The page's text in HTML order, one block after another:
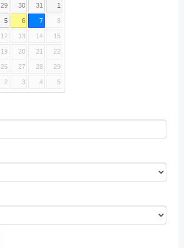
29 30 31 1
5 6 7 8
12 13 14 15
19 20 21 22
26 27 28 29
2 3 4 5